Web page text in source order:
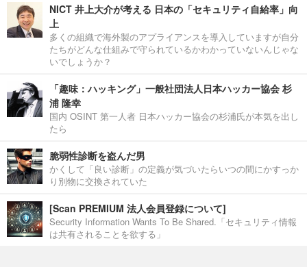
NICT 井上大介が考える 日本の「セキュリティ自給率」向
上
多くの組織で海外製のアプライアンスを導入していますが自分
たちがどんな仕組みで守られているかわかっていないんじゃな
いでしょうか？
「趣味：ハッキング」一般社団法人日本ハッカー協会 杉
浦 隆幸
国内 OSINT 第一人者 日本ハッカー協会の杉浦氏が本気を出し
たら
脆弱性診断を盗んだ男
かくして「良い診断」の定義が気づいたらいつの間にかすっか
り別物に交換されていた
[Scan PREMIUM 法人会員登録について]
Security Information Wants To Be Shared.「セキュリティ情報
は共有されることを欲する」